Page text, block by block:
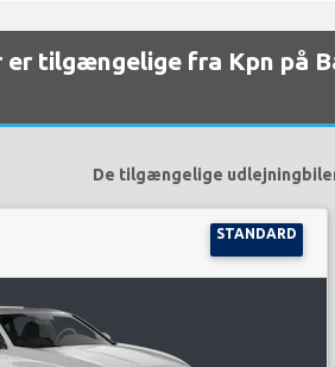
er tilgængelige fra Kpn på
De tilgængelige
STANDARD